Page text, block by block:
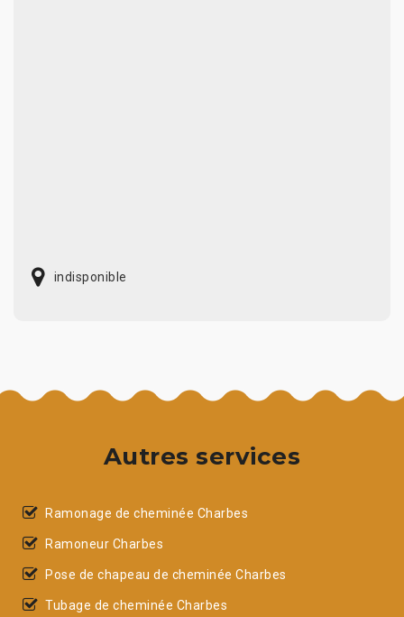
indisponible
Autres services
Ramonage de cheminée Charbes
Ramoneur Charbes
Pose de chapeau de cheminée Charbes
Tubage de cheminée Charbes